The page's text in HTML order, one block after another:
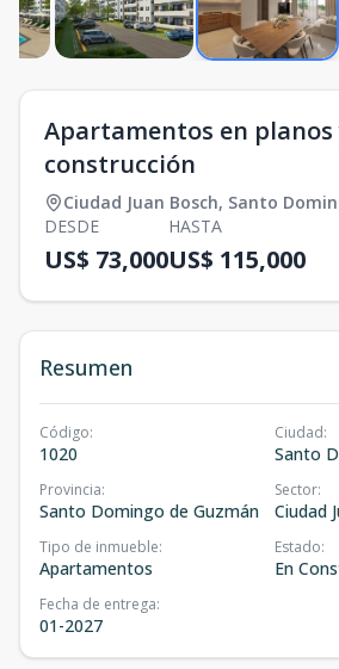
Apartamentos en planos
construcción
Ciudad Juan Bosch, Santo
DESDE
US$ 73,000
HASTA
US$ 115,000
Resumen
Código:
1020
Ciudad:
Santo
Provincia:
Santo Domingo de Guzmán
Sector:
Ciudad
Tipo de inmueble:
Apartamentos
Estado:
En
Fecha de entrega:
01-2027